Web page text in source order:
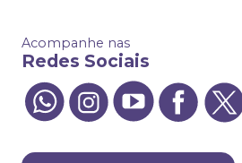
Acompanhe nas
Redes Sociais